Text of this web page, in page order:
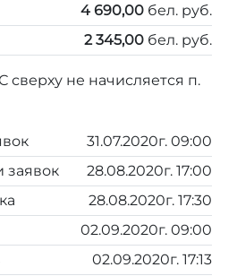
4 690,00 бел. руб.
2 345,00 бел. руб.
не начисляется п.
31.07.2020г. 09:00
заявок
28.08.2020г. 17:00
28.08.2020г. 17:30
02.09.2020г. 09:00
02.09.2020г. 17:13